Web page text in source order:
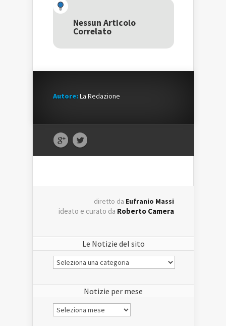
una
nuova
finestra)
nuova
finestra)
una
nuova
Nessun Articolo
Correlato
Autore:La Redazione
diretto da Eufranio Massi
ideato e curato da Roberto Camera
Le Notizie del sito
Le
Notizie
Notizie per mese
Notizie
per